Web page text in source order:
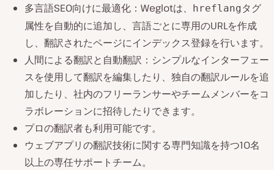
多言語SEO向けに最適化：Weglotは、
hreflangタグ
属性を自動的に追加し、言語ごとに専用のURLを作成
し、翻訳されたページにインデックス登録を行います。
人間による翻訳と自動翻訳：シンプルなインターフェー
スを使用して翻訳を編集したり、独自の翻訳ルールを追
加したり、社内のフリーランサーやチームメンバーをコ
ラボレーションに招待したりできます。
プロの翻訳者も利用可能です。
ウェブアプリの翻訳技術に関する専門知識を持つ10名
以上の専任サポートチーム。